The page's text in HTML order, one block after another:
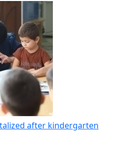
after kindergarten